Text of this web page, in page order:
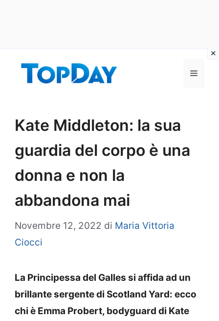
Menu
Kate Middleton: la sua
guardia del corpo è una
donna e non la
abbandona mai
Novembre 12, 2022 di Maria Vittoria
Ciocci
La Principessa del Galles si affida ad un
brillante sergente di Scotland Yard: ecco
chi è Emma Probert, bodyguard di Kate